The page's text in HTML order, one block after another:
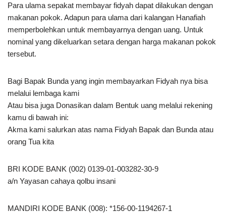
Para ulama sepakat membayar fidyah dapat dilakukan dengan
makanan pokok. Adapun para ulama dari kalangan Hanafiah
memperbolehkan untuk membayarnya dengan uang. Untuk
nominal yang dikeluarkan setara dengan harga makanan pokok
tersebut.
Bagi Bapak Bunda yang ingin membayarkan Fidyah nya bisa
melalui lembaga kami
Atau bisa juga Donasikan dalam Bentuk uang melalui rekening
kamu di bawah ini:
Akma kami salurkan atas nama Fidyah Bapak dan Bunda atau
orang Tua kita
BRI KODE BANK (002) 0139-01-003282-30-9
a/n Yayasan cahaya qolbu insani
MANDIRI KODE BANK (008): *156-00-1194267-1